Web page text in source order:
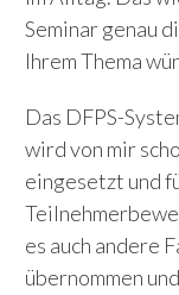
Seminar genau
Ihrem Thema
Das DFPS-
wird von mir
eingesetzt und
es auch andere
übernommen